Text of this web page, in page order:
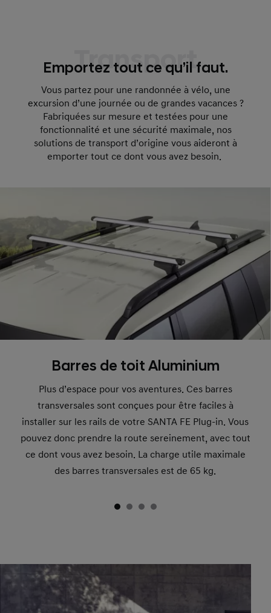
Transport
Emportez tout ce qu’il faut.
Vous partez pour une randonnée à vélo, une
excursion d’une journée ou de grandes vacances ?
Fabriquées sur mesure et testées pour une
fonctionnalité et une sécurité maximale, nos
solutions de transport d’origine vous aideront à
emporter tout ce dont vous avez besoin.
Barres de toit Aluminium
Plus d’espace pour vos aventures. Ces barres
transversales sont conçues pour être faciles à
installer sur les rails de votre SANTA FE Plug-in. Vous
pouvez donc prendre la route sereinement, avec tout
ce dont vous avez besoin. La charge utile maximale
des barres transversales est de 65 kg.